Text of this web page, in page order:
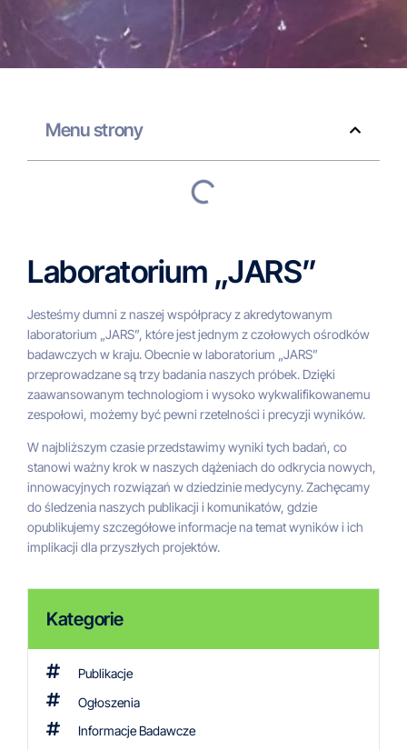
Menu strony
Laboratorium „JARS”
Jesteśmy dumni z naszej współpracy z akredytowanym
laboratorium „JARS”, które jest jednym z czołowych ośrodków
badawczych w kraju. Obecnie w laboratorium „JARS”
przeprowadzane są trzy badania naszych próbek. Dzięki
zaawansowanym technologiom i wysoko wykwalifikowanemu
zespołowi, możemy być pewni rzetelności i precyzji wyników.
W najbliższym czasie przedstawimy wyniki tych badań, co
stanowi ważny krok w naszych dążeniach do odkrycia nowych,
innowacyjnych rozwiązań w dziedzinie medycyny. Zachęcamy
do śledzenia naszych publikacji i komunikatów, gdzie
opublikujemy szczegółowe informacje na temat wyników i ich
implikacji dla przyszłych projektów.
Kategorie
Publikacje
Ogłoszenia
Informacje Badawcze